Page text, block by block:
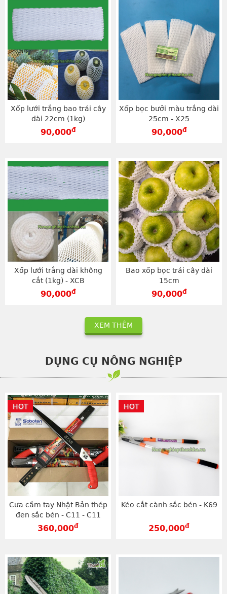
Xốp lưới trắng bao trái cây
dài 22cm (1kg)
90,000đ
Xốp bọc bưởi màu trắng dài
25cm - X25
90,000đ
Xốp lưới trắng dài không
cắt (1kg) - XCB
90,000đ
Bao xốp bọc trái cây dài
15cm
90,000đ
XEM THÊM
DỤNG CỤ NÔNG NGHIỆP
Cưa cầm tay Nhật Bản thép
đen sắc bén - C11 - C11
360,000đ
HOT
Kéo cắt cành sắc bén - K69
250,000đ
HOT